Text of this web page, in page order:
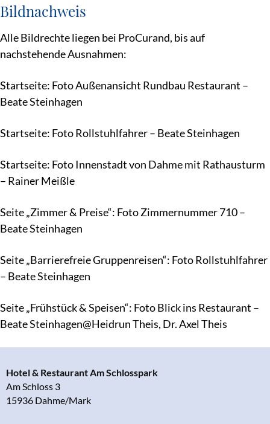
Bildnachweis
Alle Bildrechte liegen bei ProCurand, bis auf
nachstehende Ausnahmen:
Startseite: Foto Außenansicht Rundbau Restaurant –
Beate Steinhagen
Startseite: Foto Rollstuhlfahrer – Beate Steinhagen
Startseite: Foto Innenstadt von Dahme mit Rathausturm
– Rainer Meißle
Seite „Zimmer & Preise“: Foto Zimmernummer 710 –
Beate Steinhagen
Seite „Barrierefreie Gruppenreisen“: Foto Rollstuhlfahrer
– Beate Steinhagen
Seite „Frühstück & Speisen“: Foto Blick ins Restaurant –
Beate Steinhagen@Heidrun Theis, Dr. Axel Theis
Hotel & Restaurant Am Schlosspark
Am Schloss 3
15936 Dahme/Mark